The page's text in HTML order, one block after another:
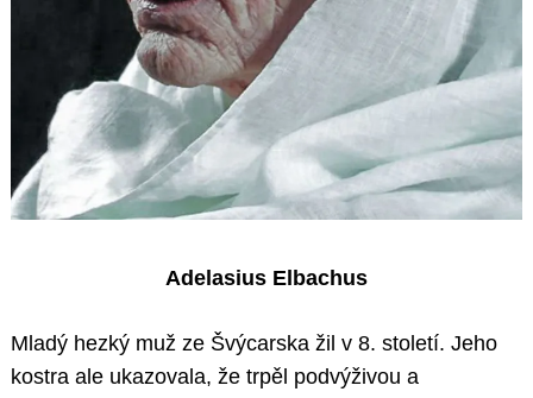
Adelasius Elbachus
Mladý hezký muž ze Švýcarska žil v 8. století. Jeho
kostra ale ukazovala, že trpěl podvýživou a